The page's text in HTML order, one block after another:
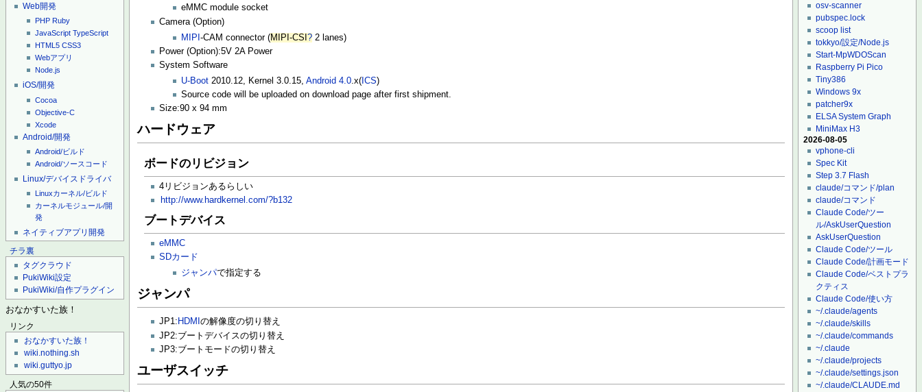
Web開発
PHP Ruby
JavaScript TypeScript
HTML5 CSS3
Webアプリ
Node.js
iOS/開発
Cocoa
Objective-C
Xcode
Android/開発
Android/ビルド
Android/ソースコード
Linux/デバイスドライバ
Linuxカーネル/ビルド
カーネルモジュール/開
発
ネイティブアプリ開発
チラ裏
タグクラウド
PukiWiki設定
PukiWiki/自作プラグイン
おなかすいた族！
リンク
おなかすいた族！
wiki.nothing.sh
wiki.guttyo.jp
人気の50件
eMMC module socket
Camera (Option)
MIPI-CAM connector (MIPI-CSI? 2 lanes)
Power (Option):5V 2A Power
System Software
U-Boot 2010.12, Kernel 3.0.15,Android 4.0.x( ICS)
Source code will be uploaded on download page after first shipment.
Size:90 x 94 mm
ハードウェア
ボードのリビジョン
4リビジョンあるらしい
http://www.hardkernel.com/?b132
ブートデバイス
eMMC
SDカード
ジャンパで指定する
ジャンパ
JP1: HDMIの解像度の切り替え
JP2:ブートデバイスの切り替え
JP3:ブートモードの切り替え
ユーザスイッチ
osv-scanner
pubspec.lock
scoop list
tokkyo/設定/Node.js
Start-MpWDOScan
Raspberry Pi Pico
Tiny386
Windows 9x
patcher9x
ELSA System Graph
MiniMax H3
2026-08-05
vphone-cli
Spec Kit
Step 3.7 Flash
claude/コマンド/plan
claude/コマンド
Claude Code/ツー
ル/AskUserQuestion
AskUserQuestion
Claude Code/ツール
Claude Code/計画モード
Claude Code/ベストプラ
クティス
Claude Code/使い方
~/.claude/agents
~/.claude/skills
~/.claude/commands
~/.claude
~/.claude/projects
~/.claude/settings.json
~/.claude/CLAUDE.md